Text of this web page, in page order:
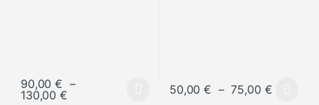
90,00€ –
130,00€Plage de prix : 90,00 € à 130,00 €
Ce produit a plusieurs variations. Les options peuvent être
50,00€ – 75,00 €Plage
Ce produit a plusieurs